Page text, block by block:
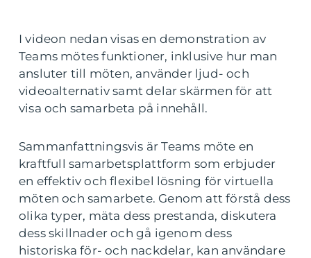
I videon nedan visas en demonstration av
Teams mötes funktioner, inklusive hur man
ansluter till möten, använder ljud- och
videoalternativ samt delar skärmen för att
visa och samarbeta på innehåll.
Sammanfattningsvis är Teams möte en
kraftfull samarbetsplattform som erbjuder
en effektiv och flexibel lösning för virtuella
möten och samarbete. Genom att förstå dess
olika typer, mäta dess prestanda, diskutera
dess skillnader och gå igenom dess
historiska för- och nackdelar, kan användare